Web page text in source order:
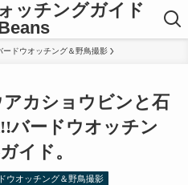
ッチングガイド
ードウオッチング＆野鳥撮影
アカショウビンと石
バードウオッチン
イド。
ウオッチング＆野鳥撮影